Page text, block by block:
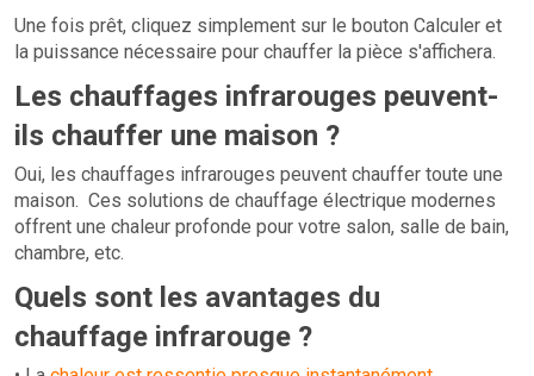
Une fois prêt, cliquez simplement sur le bouton Calculer et
la puissance nécessaire pour chauffer la pièce s'affichera.
Les chauffages infrarouges peuvent-
ils chauffer une maison ?
Oui, les chauffages infrarouges peuvent chauffer toute une
maison. Ces solutions de chauffage électrique modernes
offrent une chaleur profonde pour votre salon, salle de bain,
chambre, etc.
Quels sont les avantages du
chauffage infrarouge ?